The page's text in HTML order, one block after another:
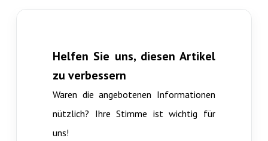
Helfen Sie uns, diesen Artikel
zu verbessern
Waren die angebotenen Informationen
nützlich? Ihre Stimme ist wichtig für
uns!